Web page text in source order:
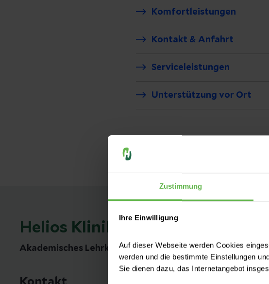
Zustimmung
Ihre Einwilligung
Auf dieser Webseite werden Cookies
werden und die bestimmte Einstellungen
Sie dienen dazu, das Internetangebot
Komfortleistungen
Kontakt & Anfahrt
Serviceleistungen
Unterstützung vor Ort
Helios Klinik Blankenhain
Akademisches Lehrkrankenhaus der Universität Leipzig